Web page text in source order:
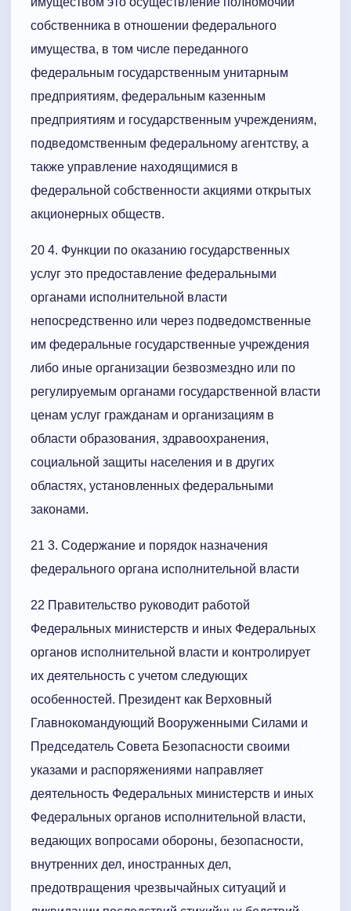
собственника в отношении федерального
имущества, в том числе переданного
федеральным государственным унитарным
предприятиям, федеральным казенным
предприятиям и государственным учреждениям,
подведомственным федеральному агентству, а
также управление находящимися в
федеральной собственности акциями открытых
акционерных обществ.
20 4. Функции по оказанию государственных
услуг это предоставление федеральными
органами исполнительной власти
непосредственно или через подведомственные
им федеральные государственные учреждения
либо иные организации безвозмездно или по
регулируемым органами государственной власти
ценам услуг гражданам и организациям в
области образования, здравоохранения,
социальной защиты населения и в других
областях, установленных федеральными
законами.
21 3. Содержание и порядок назначения
федерального органа исполнительной власти
22 Правительство руководит работой
Федеральных министерств и иных Федеральных
органов исполнительной власти и контролирует
их деятельность с учетом следующих
особенностей. Президент как Верховный
Главнокомандующий Вооруженными Силами и
Председатель Совета Безопасности своими
указами и распоряжениями направляет
деятельность Федеральных министерств и иных
Федеральных органов исполнительной власти,
ведающих вопросами обороны, безопасности,
внутренних дел, иностранных дел,
предотвращения чрезвычайных ситуаций и